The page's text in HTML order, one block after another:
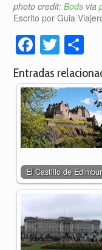
photo credit:Bods via
Escrito por Guia
Entradas
El Castillo de